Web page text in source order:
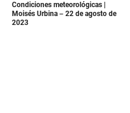
Condiciones meteorológicas |
Moisés Urbina – 22 de agosto de
2023